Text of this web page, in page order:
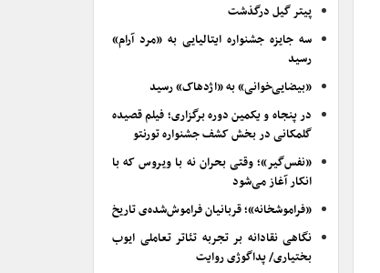
پیتر گیل درگذشت
سه جایزه جشنواره ایتالیایی به «مرد آرام»
رسید
«بیضایی‌خوانی» به «اژدهاک» رسید
در پنجاه و یکمین دوره برگزاری؛ فیلم قصیده
گلمکانی در بخش کشف جشنواره تورنتو
«نفس‌گیر»؛ وقتی بحران نه با ویروس که با
انکار آغاز می‌شود
«فراموشخانه»؛ قربانیان فراموش‌شده‌ی تاریخ
نگاهی نقادانه بر تجربه تئاتر تعاملی ایوب
بختیاری/ پداگوژی روایت